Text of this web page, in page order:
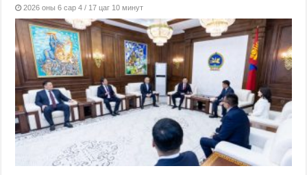
2026 оны 6 сар 4 / 17 цаг 10 минут